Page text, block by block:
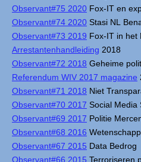
Observant#75 2020 Fox-IT en
Observant#74 2020 Stasi NL
Observant#73 2019 Fox-IT in het
Arrestantenhandleiding 2018
Observant#72 2018 Geheime
Referendum WIV 2017 magazine
Observant#71 2018 Niet
Observant#70 2017 Social Media
Observant#69 2017 Politie
Observant#68 2016
Observant#67 2015 Data Bedrog
Observant#66 2015 Terroriseren